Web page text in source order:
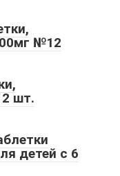
№12
шт.
детей с 6